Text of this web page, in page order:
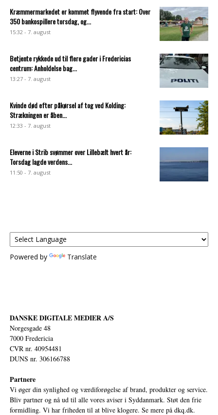
Kræmmermarkedet er kommet flyvende fra start: Over
350 bankospillere torsdag, og...
15:32 - 7. august
Betjente rykkede ud til flere gader i Fredericias
centrum: Anholdelse bag...
13:27 - 7. august
Kvinde død efter påkørsel af tog ved Kolding:
Strækningen er åben...
12:33 - 7. august
Eleverne i Strib svømmer over Lillebælt hvert år:
Torsdag lagde verdens...
11:50 - 7. august
Powered by Translate
DANSKE DIGITALE MEDIER A/S
Norgesgade 48
7000 Fredericia
CVR nr. 40954481
DUNS nr. 306166788
Partnere
Vi øger din synlighed og værdiforøgelse af brand, produkter og service.
Bliv partner og nå ud til alle vores aviser i Syddanmark. Støt den frie
formidling. Vi har friheden til at blive klogere. Se mere på dkq.dk.